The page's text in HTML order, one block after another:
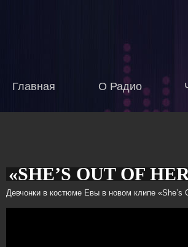
Главная О Радио
«SHE’S OUT OF
РАДИО БУУ!
Создано: ADMIN Сб, 19/11/2016
Девчонки в костюме Евы в новом клипе